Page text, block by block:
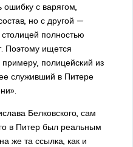
ошибку с варягом,
но с другой —
столицей полностью
Поэтому ищется
полицейский из
служивший в Питере
Белковского, сам
в Питер был реальным
же та ссылка, как и